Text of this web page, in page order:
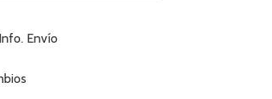
Info. Envío